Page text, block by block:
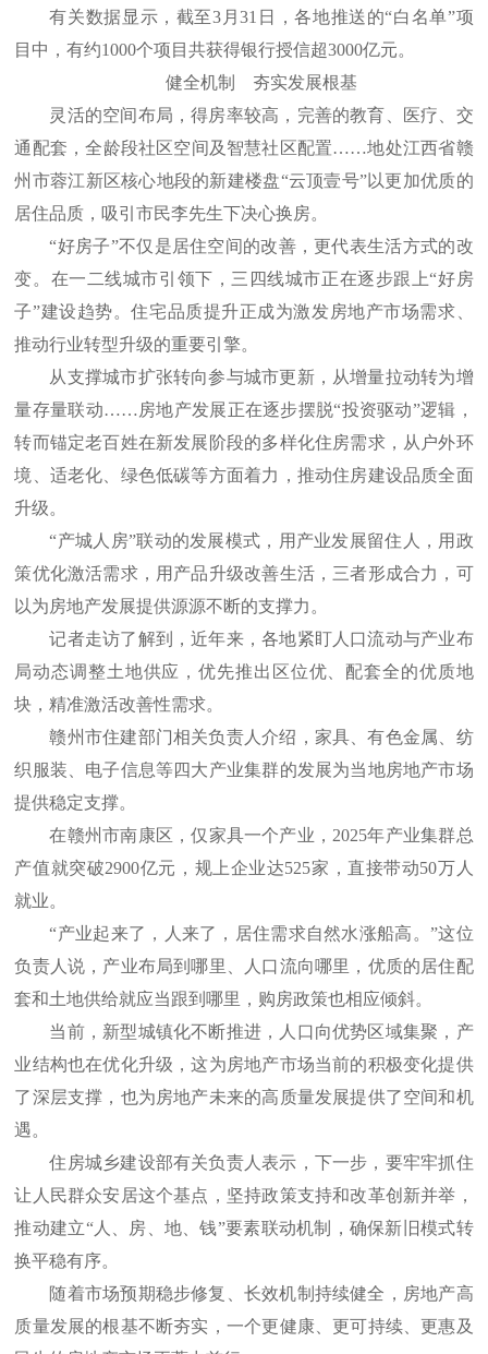
有关数据显示，截至3月31日，各地推送的“白名单”项
目中，有约1000个项目共获得银行授信超3000亿元。
健全机制 夯实发展根基
灵活的空间布局，得房率较高，完善的教育、医疗、交
通配套，全龄段社区空间及智慧社区配置……地处江西省赣
州市蓉江新区核心地段的新建楼盘“云顶壹号”以更加优质的
居住品质，吸引市民李先生下决心换房。
“好房子”不仅是居住空间的改善，更代表生活方式的改
变。在一二线城市引领下，三四线城市正在逐步跟上“好房
子”建设趋势。住宅品质提升正成为激发房地产市场需求、
推动行业转型升级的重要引擎。
从支撑城市扩张转向参与城市更新，从增量拉动转为增
量存量联动……房地产发展正在逐步摆脱“投资驱动”逻辑，
转而锚定老百姓在新发展阶段的多样化住房需求，从户外环
境、适老化、绿色低碳等方面着力，推动住房建设品质全面
升级。
“产城人房”联动的发展模式，用产业发展留住人，用政
策优化激活需求，用产品升级改善生活，三者形成合力，可
以为房地产发展提供源源不断的支撑力。
记者走访了解到，近年来，各地紧盯人口流动与产业布
局动态调整土地供应，优先推出区位优、配套全的优质地
块，精准激活改善性需求。
赣州市住建部门相关负责人介绍，家具、有色金属、纺
织服装、电子信息等四大产业集群的发展为当地房地产市场
提供稳定支撑。
在赣州市南康区，仅家具一个产业，2025年产业集群总
产值就突破2900亿元，规上企业达525家，直接带动50万人
就业。
“产业起来了，人来了，居住需求自然水涨船高。”这位
负责人说，产业布局到哪里、人口流向哪里，优质的居住配
套和土地供给就应当跟到哪里，购房政策也相应倾斜。
当前，新型城镇化不断推进，人口向优势区域集聚，产
业结构也在优化升级，这为房地产市场当前的积极变化提供
了深层支撑，也为房地产未来的高质量发展提供了空间和机
遇。
住房城乡建设部有关负责人表示，下一步，要牢牢抓住
让人民群众安居这个基点，坚持政策支持和改革创新并举，
推动建立“人、房、地、钱”要素联动机制，确保新旧模式转
换平稳有序。
随着市场预期稳步修复、长效机制持续健全，房地产高
质量发展的根基不断夯实，一个更健康、更可持续、更惠及